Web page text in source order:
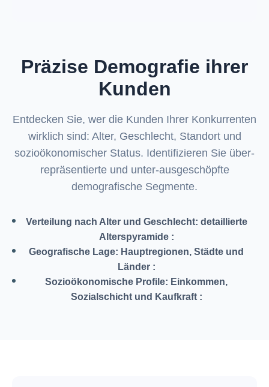
Präzise Demografie ihrer
Kunden
Entdecken Sie, wer die Kunden Ihrer Konkurrenten
wirklich sind: Alter, Geschlecht, Standort und
sozioökonomischer Status. Identifizieren Sie über-
repräsentierte und unter-ausgeschöpfte
demografische Segmente.
Verteilung nach Alter und Geschlecht: detaillierte
Alterspyramide:
Geografische Lage: Hauptregionen, Städte und
Länder:
Sozioökonomische Profile: Einkommen,
Sozialschicht und Kaufkraft: